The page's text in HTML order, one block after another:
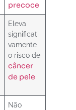
precoce
Eleva
significati
vamente
o risco de
câncer
de pele
Não